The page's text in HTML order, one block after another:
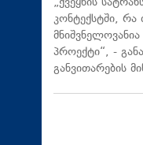
კონტექსტში, რა
პროექტი“, -
განვითარების